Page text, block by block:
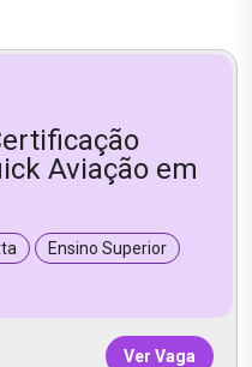
Aviação em
Ensino Superior
Ver Vaga